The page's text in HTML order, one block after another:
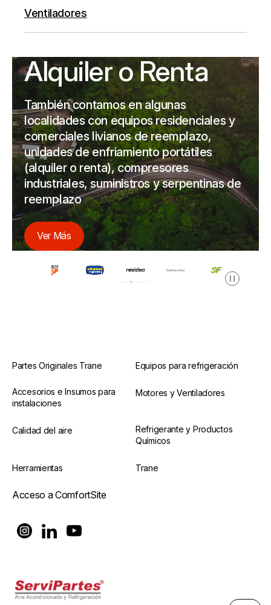
Ventiladores
Alquiler o Renta
También contamos en algunas
localidades con equipos residenciales y
comerciales livianos de reemplazo,
unidades de enfriamiento portátiles
(alquiler o renta), compresores
industriales, suministros y serpentinas de
reemplazo
Ver Más
Pausa
Partes Originales Trane Equipos para refrigeración
Accesorios e Insumos para
instalaciones
Motores y Ventiladores
Calidad del aire
Refrigerante y Productos
Químicos
Herramientas Trane
Acceso a ComfortSite